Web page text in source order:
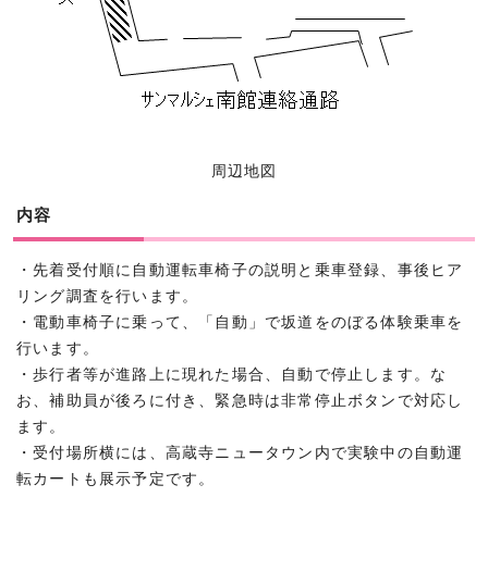
周辺地図
内容
・先着受付順に自動運転車椅子の説明と乗車登録、事後ヒア
リング調査を行います。
・電動車椅子に乗って、「自動」で坂道をのぼる体験乗車を
行います。
・歩行者等が進路上に現れた場合、自動で停止します。な
お、補助員が後ろに付き、緊急時は非常停止ボタンで対応し
ます。
・受付場所横には、高蔵寺ニュータウン内で実験中の自動運
転カートも展示予定です。